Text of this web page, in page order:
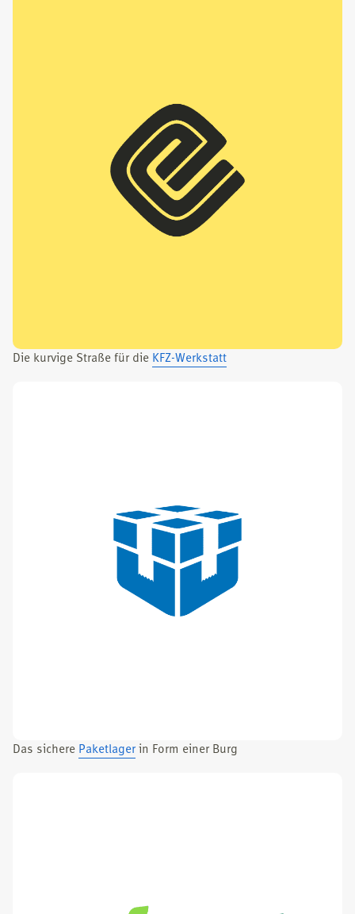
Die kur­vi­ge Stra­ße für die KFZ-Werk­statt
Das siche­re Paket­la­ger in Form einer Burg